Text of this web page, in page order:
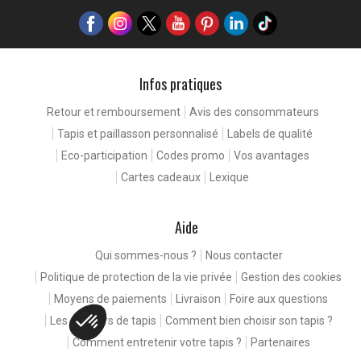
Infos pratiques
Retour et remboursement
Avis des consommateurs
Tapis et paillasson personnalisé
Labels de qualité
Eco-participation
Codes promo
Vos avantages
Cartes cadeaux
Lexique
Aide
Qui sommes-nous ?
Nous contacter
Politique de protection de la vie privée
Gestion des cookies
Moyens de paiements
Livraison
Foire aux questions
Les couleurs de tapis
Comment bien choisir son tapis ?
Comment entretenir votre tapis ?
Partenaires